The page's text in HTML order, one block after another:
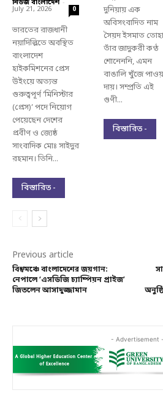
নিউজ বাংলাদেশ -
July 21, 2026 0
ভারতের রাজধানী
নয়াদিল্লিতে অবস্থিত
বাংলাদেশ
হাইকমিশনের প্রেস
উইংয়ে অত্যন্ত
গুরুত্বপূর্ণ ‘মিনিস্টার
(প্রেস)’ পদে নিয়োগ
পেয়েছেন দেশের
প্রবীণ ও জ্যেষ্ঠ
সাংবাদিক মোঃ সাইদুর
রহমান। তিনি...
বিস্তারিত -
দুনিয়ায় এক
অবিসংবাদিত নাম
সৈয়দ ইসমাত
তাঁর জাদুকরী কণ্ঠ
শোনেননি, এমন
বাঙালি খুঁজে
দায়। সম্প্রতি এই
গুণী...
বিস্তারিত -
Previous article
বিশ্বমঞ্চে বাংলাদেশের জয়গান:
নেপালে ‘এসডিজি চ্যাম্পিয়ন প্রাইজ’
জিতলেন আসাদুজ্জামান
- Advertisement -